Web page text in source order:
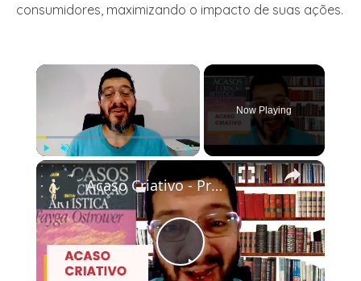
consumidores, maximizando o impacto de suas ações.
×
Play Unmute
Now Playing
×
Play
Acaso Criativo - Primeiro capitulo do livro Acasos e criação artística